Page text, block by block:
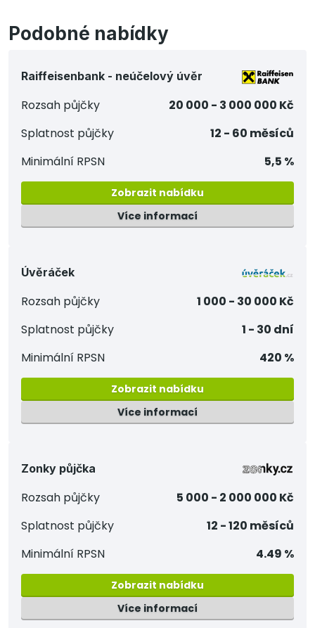
Podobné nabídky
Raiffeisenbank - neúčelový úvěr
Rozsah půjčky
20 000 - 3 000 000 Kč
Splatnost půjčky
12 - 60 měsíců
Minimální RPSN
5,5 %
Zobrazit nabídku
Více informací
Úvěráček
Rozsah půjčky
1 000 - 30 000 Kč
Splatnost půjčky
1 - 30 dní
Minimální RPSN
420 %
Zobrazit nabídku
Více informací
Zonky půjčka
Rozsah půjčky
5 000 - 2 000 000 Kč
Splatnost půjčky
12 - 120 měsíců
Minimální RPSN
4.49 %
Zobrazit nabídku
Více informací